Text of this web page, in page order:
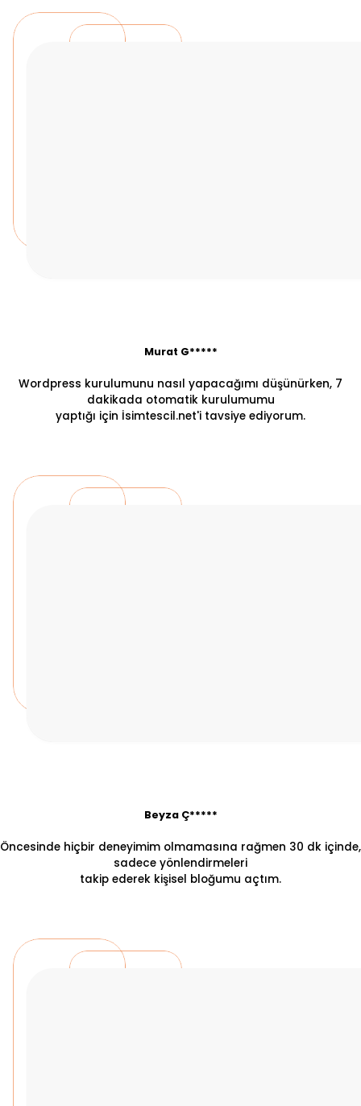
Murat G*****
Wordpress kurulumunu nasıl yapacağımı düşünürken, 7
dakikada otomatik kurulumumu
yaptığı için İsimtescil.net'i tavsiye ediyorum.
Beyza Ç*****
Öncesinde hiçbir deneyimim olmamasına rağmen 30 dk içinde,
sadece yönlendirmeleri
takip ederek kişisel bloğumu açtım.